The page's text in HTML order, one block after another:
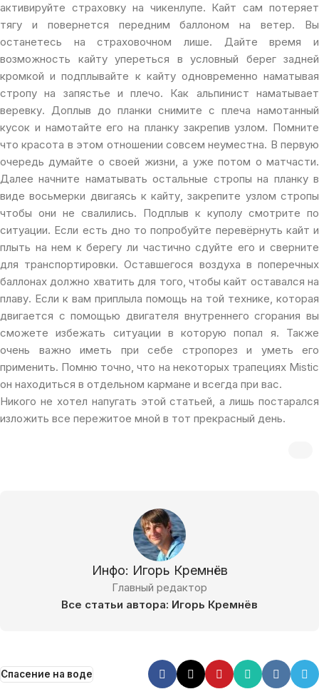
активируйте страховку на чикенлупе. Кайт сам потеряет
тягу и повернется передним баллоном на ветер. Вы
останетесь на страховочном лише. Дайте время и
возможность кайту упереться в условный берег задней
кромкой и подплывайте к кайту одновременно наматывая
стропу на запястье и плечо. Как альпинист наматывает
веревку. Доплыв до планки снимите с плеча намотанный
кусок и намотайте его на планку закрепив узлом. Помните
что красота в этом отношении совсем неуместна. В первую
очередь думайте о своей жизни, а уже потом о матчасти.
Далее начните наматывать остальные стропы на планку в
виде восьмерки двигаясь к кайту, закрепите узлом стропы
чтобы они не свалились. Подплыв к куполу смотрите по
ситуации. Если есть дно то попробуйте перевёрнуть кайт и
плыть на нем к берегу ли частично сдуйте его и сверните
для транспортировки. Оставшегося воздуха в поперечных
баллонах должно хватить для того, чтобы кайт оставался на
плаву. Если к вам приплыла помощь на той технике, которая
двигается с помощью двигателя внутреннего сгорания вы
сможете избежать ситуации в которую попал я. Также
очень важно иметь при себе стропорез и уметь его
применить. Помню точно, что на некоторых трапециях Mistic
он находиться в отдельном кармане и всегда при вас.
Никого не хотел напугать этой статьей, а лишь постарался
изложить все пережитое мной в тот прекрасный день.
Инфо: Игорь Кремнёв
Главный редактор
Все статьи автора: Игорь Кремнёв
Спасение на воде